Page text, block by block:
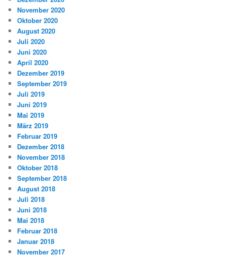
November 2020
Oktober 2020
August 2020
Juli 2020
Juni 2020
April 2020
Dezember 2019
September 2019
Juli 2019
Juni 2019
Mai 2019
März 2019
Februar 2019
Dezember 2018
November 2018
Oktober 2018
September 2018
August 2018
Juli 2018
Juni 2018
Mai 2018
Februar 2018
Januar 2018
November 2017